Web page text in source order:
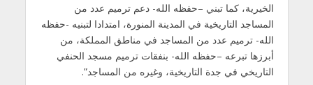
الخيرية، كما تبني –حفظه الله- دعم ترميم عدد من
المساجد التاريخية في المدينة المنورة، امتدادا لتبنيه -حفظه
الله- ترميم عدد من المساجد في مناطق المملكة، من
أبرزها تبرعه –حفظه الله- بنفقات ترميم مسجد الحنفي
التاريخي في جدة التاريخية، وغيره من المساجد”.